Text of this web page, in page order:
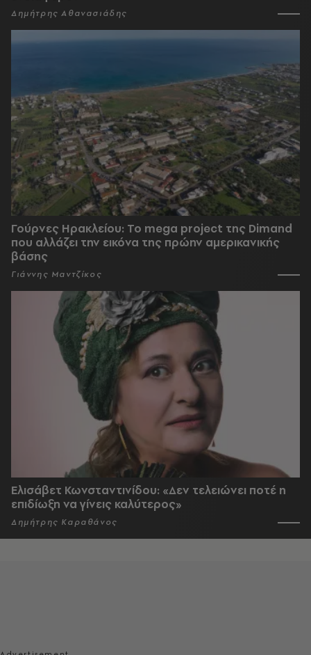
Δημήτρης Αθανασιάδης
Γούρνες Ηρακλείου: To mega project της Dimand
που αλλάζει την εικόνα της πρώην αμερικανικής
βάσης
Γιάννης Μαντζίκος
Ελισάβετ Κωνσταντινίδου: «Δεν τελειώνει ποτέ η
επιδίωξη να γίνεις καλύτερος»
Δημήτρης Καραθάνος